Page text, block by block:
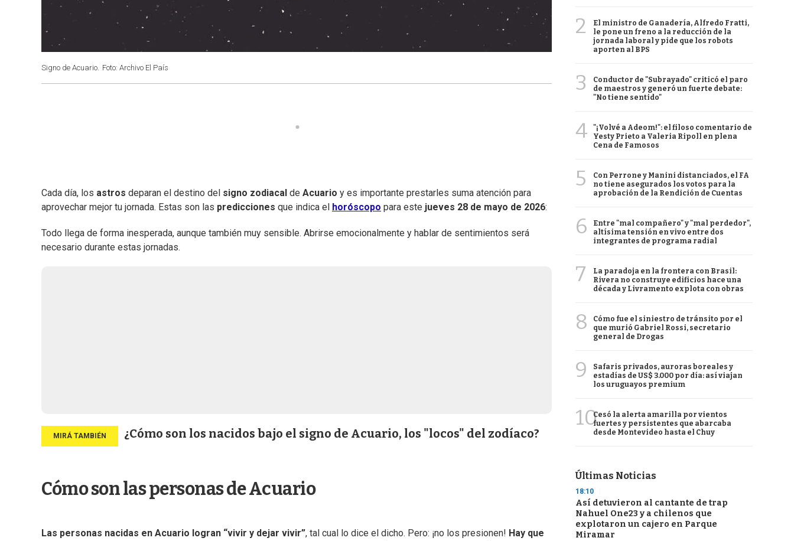
Signo de Acuario. Foto: Archivo El País
Cada día, los astros deparan el destino del signo zodiacal de Acuario y es importante prestarles suma atención para
aprovechar mejor tu jornada. Estas son las predicciones que indica el horóscopo para este jueves 28 de mayo de 2026:
Todo llega de forma inesperada, aunque también muy sensible. Abrirse emocionalmente y hablar de sentimientos será
necesario durante estas jornadas.
¿Cómo son los nacidos bajo el signo de Acuario, los "locos" del zodíaco?
Cómo son las personas de Acuario
Las personas nacidas en Acuario logran “vivir y dejar vivir”, tal cual lo dice el dicho. Pero: ¡no los presionen! Hay que
2
El ministro de Ganadería, Alfredo Fratti,
le pone un freno a la reducción de la
jornada laboral y pide que los robots
aporten al BPS
3
Conductor de "Subrayado" criticó el paro
de maestros y generó un fuerte debate:
"No tiene sentido"
4
"¡Volvé a Adeom!": el filoso comentario de
Yesty Prieto a Valeria Ripoll en plena
Cena de Famosos
5
Con Perrone y Manini distanciados, el FA
no tiene asegurados los votos para la
aprobación de la Rendición de Cuentas
6
Entre "mal compañero" y "mal perdedor",
altísima tensión en vivo entre dos
integrantes de programa radial
7
La paradoja en la frontera con Brasil:
Rivera no construye edificios hace una
década y Livramento explota con obras
8
Cómo fue el siniestro de tránsito por el
que murió Gabriel Rossi, secretario
general de Drogas
9
Safaris privados, auroras boreales y
estadías de US$ 3.000 por día: así viajan
los uruguayos premium
10Cesó la alerta amarilla por vientos
fuertes y persistentes que abarcaba
desde Montevideo hasta el Chuy
Últimas Noticias
18:10
Así detuvieron al cantante de trap
Nahuel One23 y a chilenos que
explotaron un cajero en Parque
Miramar